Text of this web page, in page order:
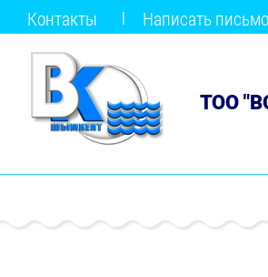
Контакты Написать письмо
ТОО